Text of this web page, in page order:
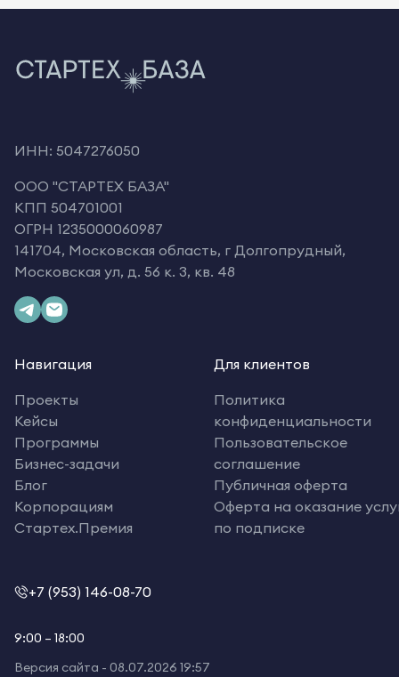
ИНН: 5047276050
OOO "СТАРТЕХ БАЗА"
КПП 504701001
ОГРН 1235000060987
141704, Московская область, г Долгопрудный,
Московская ул, д. 56 к. 3, кв. 48
Навигация
Проекты
Кейсы
Программы
Бизнес-задачи
Блог
Корпорациям
Стартех.Премия
Для клиентов
Политика
конфиденциальности
Пользовательское
соглашение
Публичная оферта
Оферта на оказание
по подписке
+7 (953) 146-08-70
9:00 – 18:00
Версия сайта - 08.07.2026 19:57